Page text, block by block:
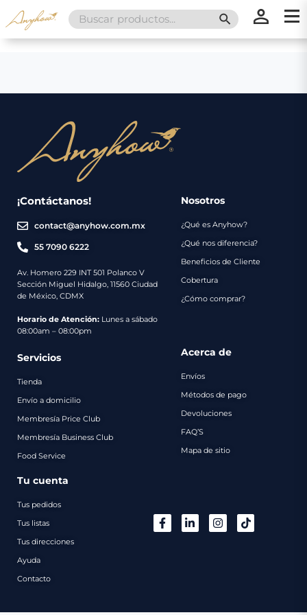
Search
for:
SEARCH
¡Contáctanos!
contact@anyhow.com.mx
55 7090 6222
Av. Homero 229 INT 501 Polanco V
Sección Miguel Hidalgo, 11560 Ciudad
de México, CDMX
Horario de Atención: Lunes a sábado
08:00am – 08:00pm
Nosotros
¿Qué es Anyhow?
¿Qué nos diferencia?
Beneficios de Cliente
Cobertura
¿Cómo comprar?
Servicios
Tienda
Envío a domicilio
Membresía Price Club
Membresía Business Club
Food Service
Acerca de
Envíos
Métodos de pago
Devoluciones
FAQ’S
Mapa de sitio
Tu cuenta
Tus pedidos
Tus listas
Tus direcciones
Ayuda
Contacto
Nosotros
Servicios
Envíos
Métodos
de
Catálogo
Regalos
Contacto